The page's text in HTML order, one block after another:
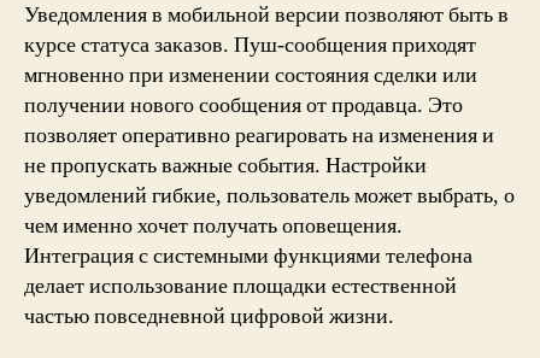
Уведомления в мобильной версии позволяют быть в
курсе статуса заказов. Пуш-сообщения приходят
мгновенно при изменении состояния сделки или
получении нового сообщения от продавца. Это
позволяет оперативно реагировать на изменения и
не пропускать важные события. Настройки
уведомлений гибкие, пользователь может выбрать, о
чем именно хочет получать оповещения.
Интеграция с системными функциями телефона
делает использование площадки естественной
частью повседневной цифровой жизни.